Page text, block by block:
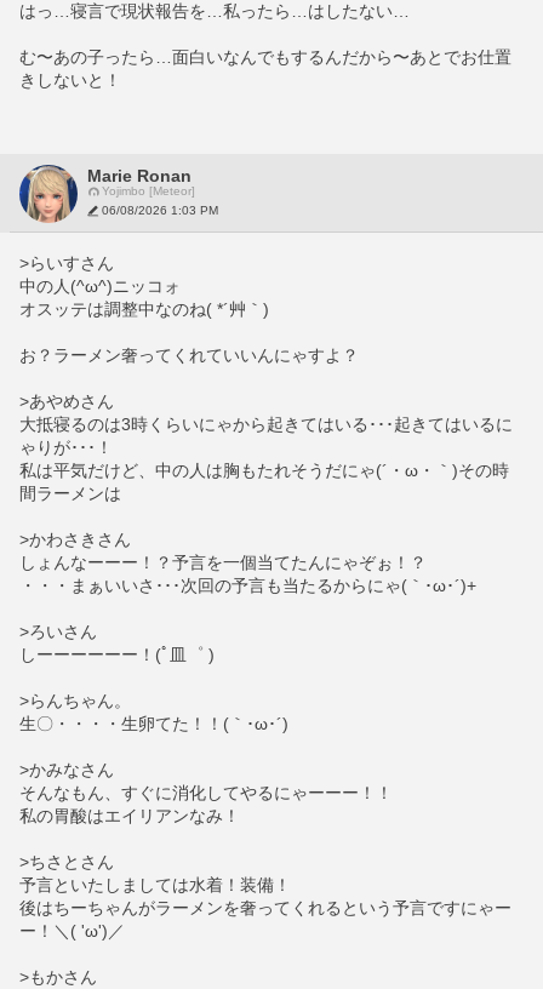
はっ…寝言で現状報告を…私ったら…はしたない…
む〜あの子ったら…面白いなんでもするんだから〜あとでお仕置
きしないと！
Marie Ronan
Yojimbo [Meteor]
06/08/2026 1:03 PM
>らいすさん
中の人(^ω^)ニッコォ
オスッテは調整中なのね( *´艸｀)
お？ラーメン奢ってくれていいんにゃすよ？
>あやめさん
大抵寝るのは3時くらいにゃから起きてはいる･･･起きてはいるに
ゃりが･･･！
私は平気だけど、中の人は胸もたれそうだにゃ(´・ω・｀)その時
間ラーメンは
>かわさきさん
しょんなーーー！？予言を一個当てたんにゃぞぉ！？
・・・まぁいいさ･･･次回の予言も当たるからにゃ(｀･ω･´)+
>ろいさん
しーーーーーー！(ﾟ皿゜ )
>らんちゃん。
生〇・・・・生卵てた！！(｀･ω･´)
>かみなさん
そんなもん、すぐに消化してやるにゃーーー！！
私の胃酸はエイリアンなみ！
>ちさとさん
予言といたしましては水着！装備！
後はちーちゃんがラーメンを奢ってくれるという予言ですにゃー
ー！＼( 'ω')／
>もかさん